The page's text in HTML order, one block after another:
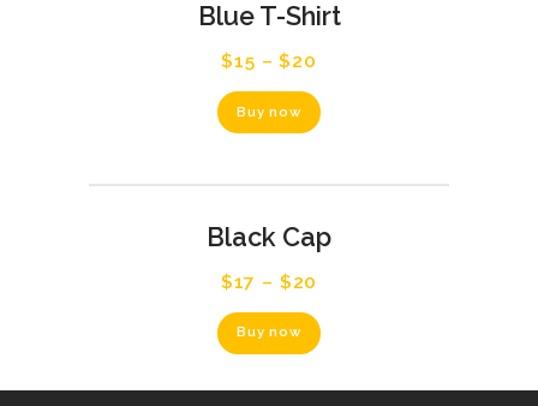
Blue T-Shirt
$15 –$20
Buy now
Varianten
Die
werden
Black Cap
$17 – $20
Buy now
mehrere